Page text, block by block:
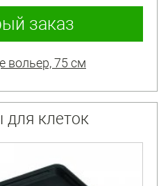
заказ
вольер, 75 см
клеток